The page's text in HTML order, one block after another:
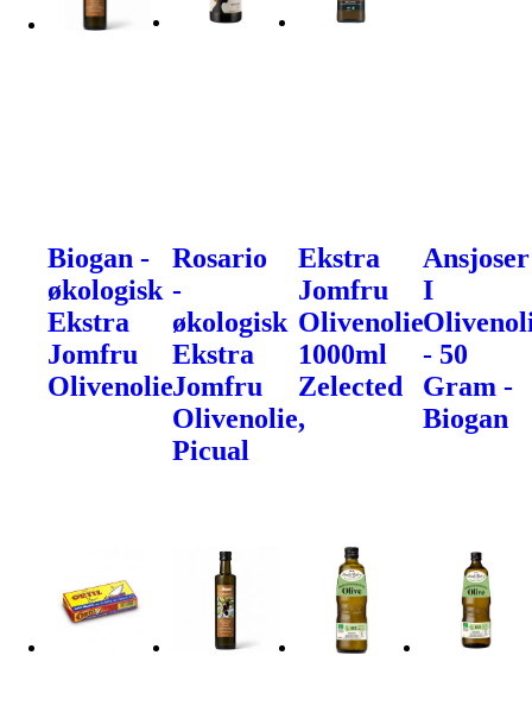
Biogan -
økologisk
Ekstra
Jomfru
Olivenolie
Rosario
-
økologisk
Ekstra
Jomfru
Olivenolie,
Picual
Ekstra
Jomfru
Olivenolie
1000ml
Zelected
Ansjoser
I
- 50
Gram -
Biogan